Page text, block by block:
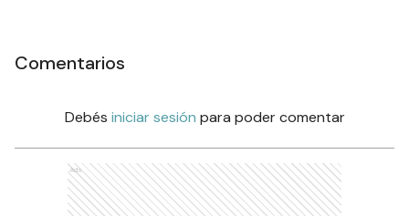
Comentarios
Debés iniciar sesión para poder comentar
Ads